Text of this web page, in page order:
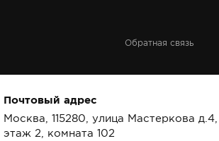
Обратная связь
Почтовый адрес
Москва, 115280, улица Мастеркова
этаж 2, комната 102